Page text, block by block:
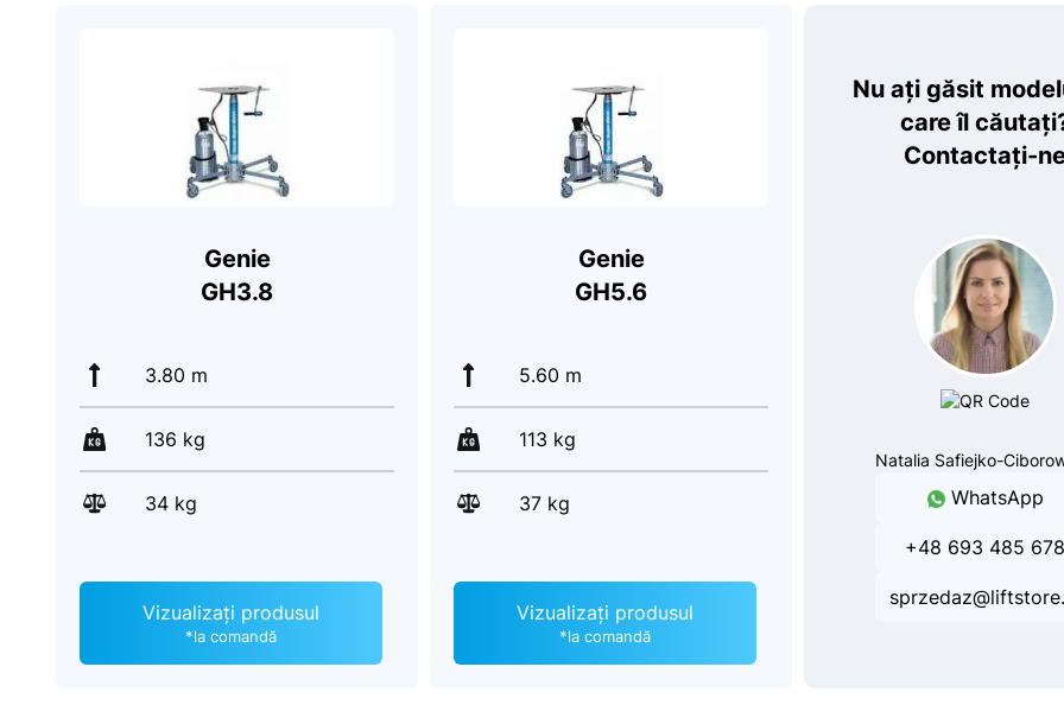
Genie
GH3.8
3.80 m
136 kg
34 kg
Vizualizați produsul
*la comandă
Genie
GH5.6
5.60 m
113 kg
37 kg
Vizualizați produsul
*la comandă
Nu ați găsit
care îl
Contactați-
Natalia Safiejko-
WhatsApp
+48 693 485 678